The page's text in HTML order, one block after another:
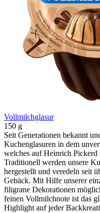
Vollmilchglasur
150 g
Seit Generationen bekannt
Kuchenglasuren in dem
welches auf Heinrich Pickerd
Traditionell werden unsere
hergestellt und veredeln seit
Gebäck. Mit Hilfe unserer
filigrane Dekorationen
feinen Vollmilchnote ist das
Highlight auf jeder